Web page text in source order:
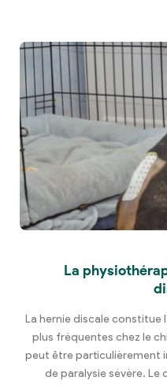
La
La hernie discale constitue
plus fréquentes chez le
peut être particulièrement
de paralysie sévère. Le